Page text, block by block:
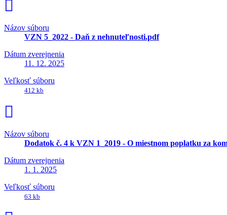
Názov súboru
VZN 5_2022 - Daň z nehnuteľnosti.pdf
Dátum zverejnenia
11. 12. 2025
Veľkosť súboru
412 kb
Názov súboru
Dodatok č. 4 k VZN 1_2019 - O miestnom poplatku za
Dátum zverejnenia
1. 1. 2025
Veľkosť súboru
63 kb